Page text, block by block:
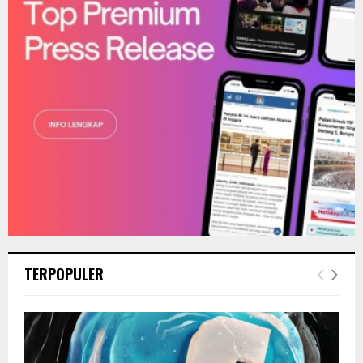
H
TERPOPULER